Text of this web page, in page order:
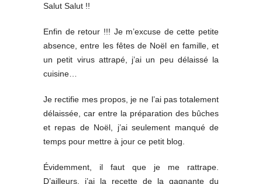
Salut Salut !!
Enfin de retour !!! Je m’excuse de cette petite
absence, entre les fêtes de Noël en famille, et
un petit virus attrapé, j’ai un peu délaissé la
cuisine…
Je rectifie mes propos, je ne l’ai pas totalement
délaissée, car entre la préparation des bûches
et repas de Noël, j’ai seulement manqué de
temps pour mettre à jour ce petit blog.
Évidemment, il faut que je me rattrape.
D’ailleurs, j’ai la recette de la gagnante du